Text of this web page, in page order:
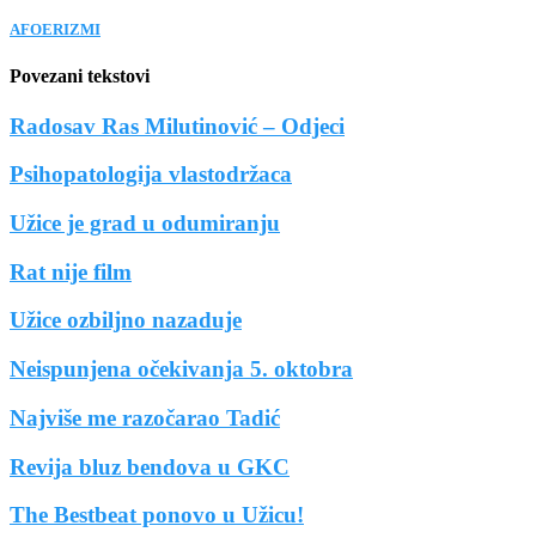
AFOERIZMI
Povezani tekstovi
Radosav Ras Milutinović – Odjeci
Psihopatologija vlastodržaca
Užice je grad u odumiranju
Rat nije film
Užice ozbiljno nazaduje
Neispunjena očekivanja 5. oktobra
Najviše me razočarao Tadić
Revija bluz bendova u GKC
The Bestbeat ponovo u Užicu!